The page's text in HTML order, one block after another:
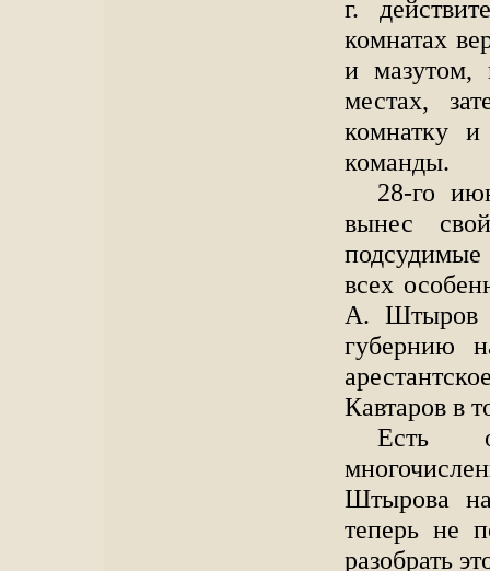
г.
комнатах
и мазутом,
местах,
комнатку
команды.
28-го
вынес
всех
А. Штыров
губернию
Кавтаров в
Есть
Штырова
теперь не
разобрать